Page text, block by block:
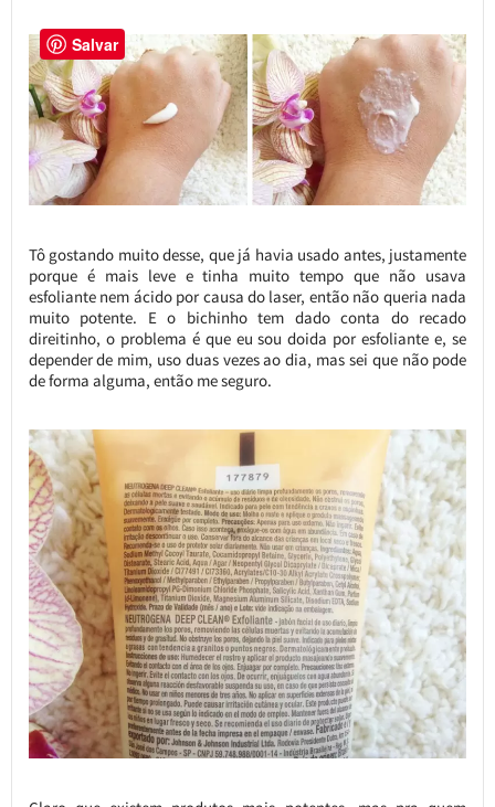
Tô gostando muito desse, que já havia usado antes, justamente
porque é mais leve e tinha muito tempo que não usava
esfoliante nem ácido por causa do laser, então não queria nada
muito potente. E o bichinho tem dado conta do recado
direitinho, o problema é que eu sou doida por esfoliante e, se
depender de mim, uso duas vezes ao dia, mas sei que não pode
de forma alguma, então me seguro.
Salvar